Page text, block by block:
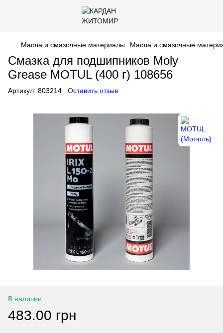
Масла и смазочные материалы Масла и смазочные
Смазка для подшипников Moly
Grease MOTUL (400 г) 108656
Артикул: 803214 Оставить отзыв
В наличии
483.00 грн